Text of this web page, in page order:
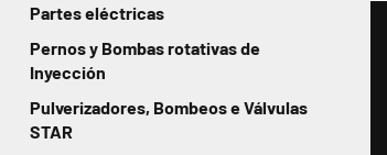
Partes eléctricas
Pernos y Bombas rotativas de
Inyección
Pulverizadores, Bombeos e Válvulas
STAR